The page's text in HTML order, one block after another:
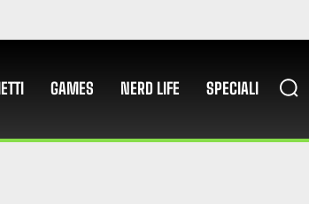
GAMES NERD LIFE SPECIALI